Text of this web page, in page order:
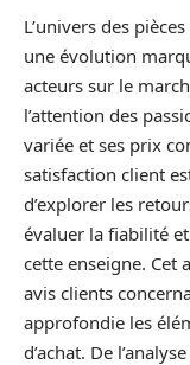
L’univers des
une évolution
acteurs sur le
l’attention des
variée et ses prix
satisfaction client
d’explorer les
évaluer la fiabilité
cette enseigne. Cet
avis clients
approfondie les
d’achat. De